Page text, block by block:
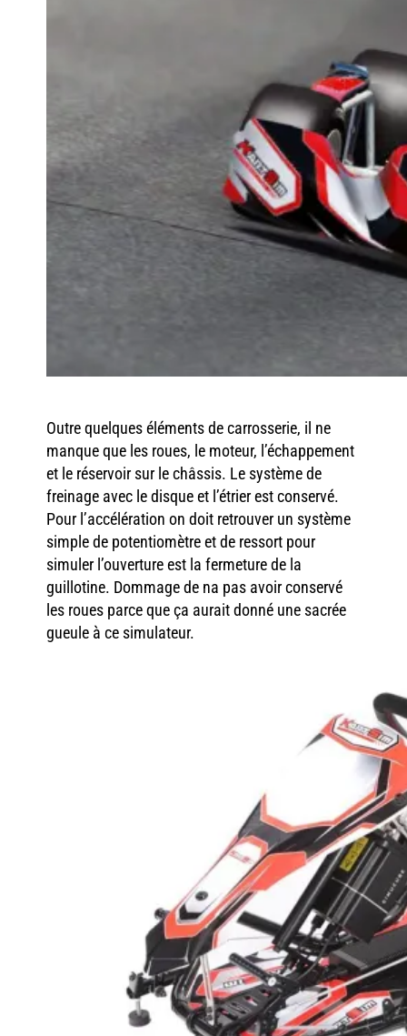
Outre quelques éléments de carrosserie, il ne
manque que les roues, le moteur, l’échappement
et le réservoir sur le châssis. Le système de
freinage avec le disque et l’étrier est conservé.
Pour l’accélération on doit retrouver un système
simple de potentiomètre et de ressort pour
simuler l’ouverture est la fermeture de la
guillotine. Dommage de na pas avoir conservé
les roues parce que ça aurait donné une sacrée
gueule à ce simulateur.